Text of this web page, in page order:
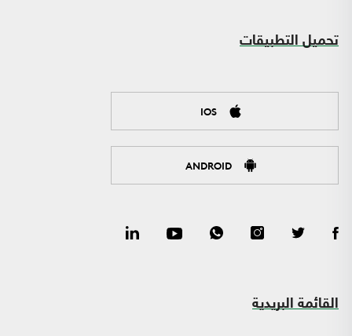
تحميل التطبيقات
IOS
ANDROID
القائمة البريدية